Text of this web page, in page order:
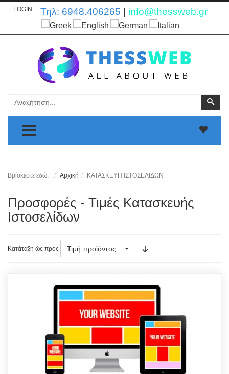
LOGIN Τηλ: 6948.406265 info@thessweb.gr
TOGGLE MENU
Βρίσκεστε εδώ: Αρχική ΚΑΤΑΣΚΕΥΗ ΙΣΤΟΣΕΛΙΔΩΝ
Προσφορές - Τιμές Κατασκευής
Ιστοσελίδων
Κατάταξη ώς προς Τιμή προϊόντος